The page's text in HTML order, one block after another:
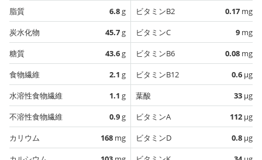
脂質
6.8g
炭水化物
45.7g
糖質
43.6g
食物繊維
2.1 g
水溶性食物繊維
1.1 g
不溶性食物繊維
0.9g
カリウム
168 mg
ビタミンB2
0.17 mg
ビタミンC
9 mg
ビタミンB6
0.08 mg
ビタミンB12
0.6 µg
葉酸
33 µg
ビタミンA
112 µg
ビタミンD
0.8 µg